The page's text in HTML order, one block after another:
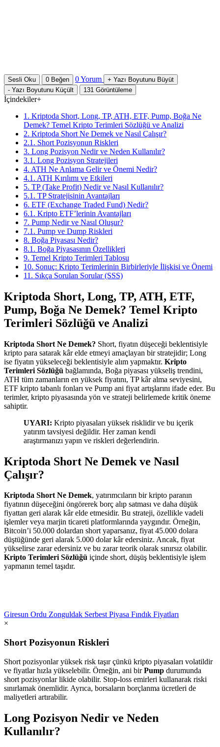
Sesli Oku 0 Beğen 0Yorum + Yazı Boyutunu Büyüt
- Yazı Boyutunu Küçült 131 Görüntüleme
İçindekiler+
1. Kriptoda Short, Long, TP, ATH, ETF, Pump, Boğa Ne
Demek? Temel Kripto Terimleri Sözlüğü ve Analizi
2. Kriptoda Short Ne Demek ve Nasıl Çalışır?
2.1. Short Pozisyonun Riskleri
3. Long Pozisyon Nedir ve Neden Kullanılır?
3.1. Long Pozisyon Stratejileri
4. ATH Ne Anlama Gelir ve Önemi Nedir?
4.1. ATH Kırılımı ve Etkileri
5. TP (Take Profit) Nedir ve Nasıl Kullanılır?
5.1. TP Stratejisinin Avantajları
6. ETF (Exchange Traded Fund) Nedir?
6.1. Kripto ETF’lerinin Avantajları
7. Pump Nedir ve Nasıl Oluşur?
7.1. Pump ve Dump Riskleri
8. Boğa Piyasası Nedir?
8.1. Boğa Piyasasının Özellikleri
9. Temel Kripto Terimleri Tablosu
10. Sonuç: Kripto Terimlerinin Birbirleriyle İlişkisi ve Önemi
11. Sıkça Sorulan Sorular (SSS)
Kriptoda Short, Long, TP, ATH, ETF,
Pump, Boğa Ne Demek? Temel Kripto
Terimleri Sözlüğü ve Analizi
Kriptoda Short Ne Demek? Short, fiyatın düşeceği beklentisiyle
kripto para satarak kâr elde etmeyi amaçlayan bir stratejidir; Long
ise fiyatın yükseleceği beklentisiyle alım yapmaktır. Kripto
Terimleri Sözlüğü bağlamında, Boğa piyasası yükseliş trendini,
ATH tüm zamanların en yüksek fiyatını, TP kâr alma seviyesini,
ETF kripto tabanlı fonları ve Pump ani fiyat artışlarını ifade eder. Bu
terimler, kripto piyasasında yön ve strateji belirlemede kritik öneme
sahiptir.
UYARI: Kripto piyasaları yüksek risklidir ve bu içerik
yatırım tavsiyesi değildir. Her zaman kendi
araştırmanızı yapın ve riskleri değerlendirin.
Kriptoda Short Ne Demek ve Nasıl
Çalışır?
Kriptoda Short Ne Demek, yatırımcıların bir kripto paranın
fiyatının düşeceğini öngörerek borç alıp satması ve daha düşük
fiyattan geri alarak kâr elde etmesidir. Bu strateji, özellikle vadeli
işlemler veya marjin ticareti platformlarında yaygındır. Örneğin,
Bitcoin’i 50.000 dolardan short yaparsanız, fiyat 45.000 dolara
düştüğünde geri alarak 5.000 dolar kâr edersiniz. Ancak, fiyat
yükselirse zarar edersiniz ve bu zarar teorik olarak sınırsız olabilir.
Kripto Terimleri Sözlüğü içinde short, düşüş beklentisiyle işlem
yapmanın temel taşıdır.
Giresun Ordu Zonguldak Serbest Piyasa Fındık Fiyatları
×
Short Pozisyonun Riskleri
Short pozisyonlar yüksek risk taşır çünkü kripto piyasaları volatildir
ve fiyatlar hızla yükselebilir. Örneğin, ani birPump durumunda
short pozisyonlar likide olabilir. Stop-loss emirleri kullanarak riski
sınırlamak önemlidir. Ayrıca, borsaların borçlanma ücretleri de
maliyetleri artırabilir.
Long Pozisyon Nedir ve Neden
Kullanılır?